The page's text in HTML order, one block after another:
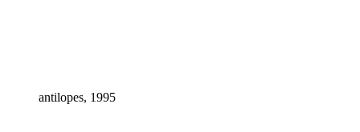
antilopes, 1995